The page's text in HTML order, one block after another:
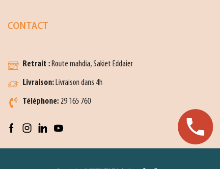
CONTACT
Retrait : Route mahdia, Sakiet Eddaier
Livraison: Livraison dans 4h
Téléphone: 29 165 760